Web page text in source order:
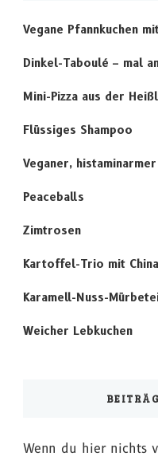
Vegane Pfannkuchen
Dinkel-Taboulé – mal
Mini-Pizza aus der
Flüssiges Shampoo
Veganer,
Peaceballs
Zimtrosen
Kartoffel-Trio mit
Karamell-Nuss-
Weicher Lebkuchen
Wenn du hier nichts